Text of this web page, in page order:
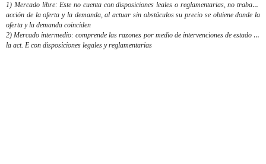
1) Mercado libre:Este no cuenta con disposiciones leales o reglamentarias, no traba la
acción de la oferta y la demanda, al actuar sin obstáculos su precio se obtiene donde la
oferta y la demanda coinciden
2)Mercado intermedio: comprende las razones por medio de intervenciones de estado en
la act. E con disposiciones legales y reglamentarias